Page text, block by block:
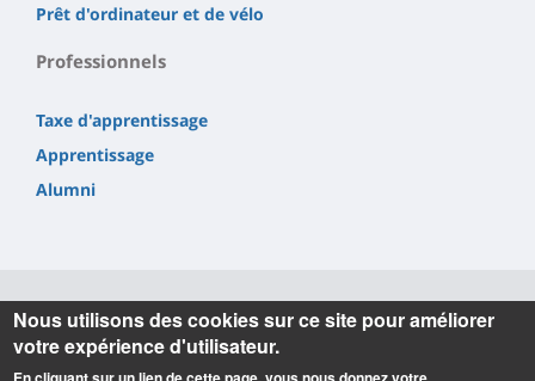
Prêt d'ordinateur et de vélo
Professionnels
Taxe d'apprentissage
Apprentissage
Alumni
Informations
Nous utilisons des cookies sur ce site pour améliorer
votre expérience d'utilisateur.